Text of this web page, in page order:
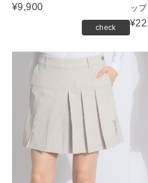
¥9,900
check
ッ